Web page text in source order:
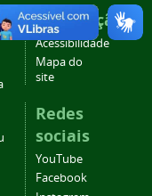
Navegação
Acessibilidade
Mapa do
site
Redes
sociais
YouTube
Facebook